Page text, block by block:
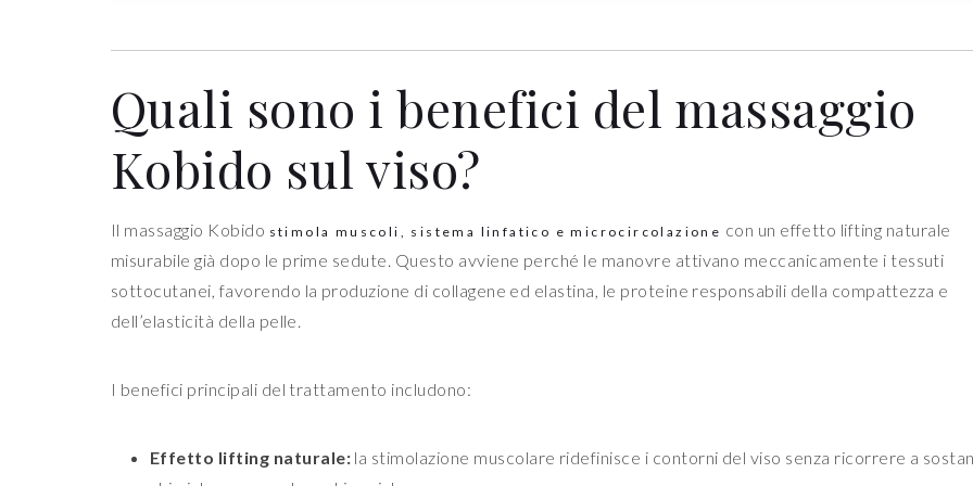
Quali sono i benefici del massaggio
Kobido sul viso?
Il massaggio Kobido stimola muscoli, sistema linfatico e microcircolazione con un effetto lifting naturale
misurabile già dopo le prime sedute. Questo avviene perché le manovre attivano meccanicamente i tessuti
sottocutanei, favorendo la produzione di collagene ed elastina, le proteine responsabili della compattezza e
dell’elasticità della pelle.
I benefici principali del trattamento includono:
Effetto lifting naturale: la stimolazione muscolare ridefinisce i contorni del viso senza ricorrere a